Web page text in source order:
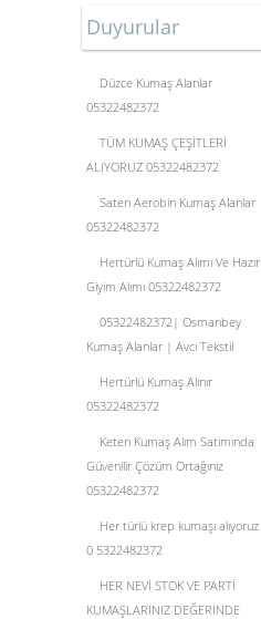
Duyurular
Düzce Kumaş Alanlar
05322482372
TÜM KUMAŞ ÇEŞİTLERİ
ALIYORUZ 05322482372
Saten Aerobin Kumaş Alanlar
05322482372
Hertürlü Kumaş Alımı Ve Hazır
Giyim Alımı 05322482372
05322482372| Osmanbey
Kumaş Alanlar | Avcı Tekstil
Hertürlü Kumaş Alınır
05322482372
Keten Kumaş Alım Satımında
Güvenilir Çözüm Ortağınız
05322482372
Her türlü krep kumaşı alıyoruz
0 5322482372
HER NEVİ STOK VE PARTİ
KUMAŞLARINIZ DEĞERİNDE